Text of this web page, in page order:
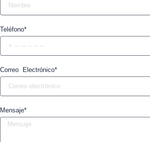
Teléfono*
Correo Electrónico*
Mensaje*